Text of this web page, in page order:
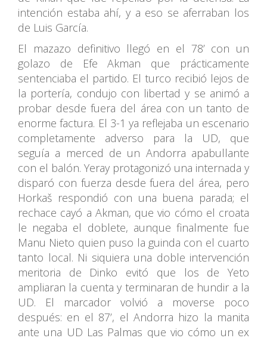
intención estaba ahí, y a eso se aferraban los
de Luis García.
El mazazo definitivo llegó en el 78’ con un
golazo de Efe Akman que prácticamente
sentenciaba el partido. El turco recibió lejos de
la portería, condujo con libertad y se animó a
probar desde fuera del área con un tanto de
enorme factura. El 3-1 ya reflejaba un escenario
completamente adverso para la UD, que
seguía a merced de un Andorra apabullante
con el balón. Yeray protagonizó una internada y
disparó con fuerza desde fuera del área, pero
Horkaš respondió con una buena parada; el
rechace cayó a Akman, que vio cómo el croata
le negaba el doblete, aunque finalmente fue
Manu Nieto quien puso la guinda con el cuarto
tanto local. Ni siquiera una doble intervención
meritoria de Dinko evitó que los de Yeto
ampliaran la cuenta y terminaran de hundir a la
UD. El marcador volvió a moverse poco
después: en el 87’, el Andorra hizo la manita
ante una UD Las Palmas que vio cómo un ex